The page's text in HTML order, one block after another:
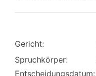
Gericht:
Spruchkörper:
Entscheidungsdatum: